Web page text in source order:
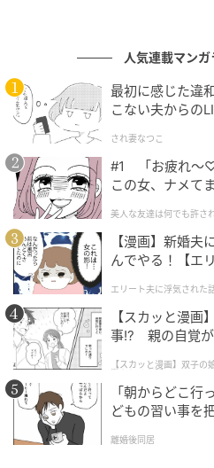
の、彼の招集は、フランス
自国開催での「歴史的なベス
架け橋となった。
2位：川島永嗣（2018年
参加した年齢：35歳3ヶ月12
長年日本の守護神を務めて
会においてチーム最年長クラ
た。2010年、2014年大会を
と国際経験は、直前の監督交
感をもたらすはずだった。
大会中、特にグループステー
される場面もあったが、西
った。川島はその期待に応え
人気連載マン
最初に感じた違
こない夫からの
され妻なつこ
#1 「お疲れ〜♡
この女、ナメて
美人な友達は何でも許さ
【漫画】新婚夫
んでやる！【エ
エリート夫に浮気された
【スカッと漫画
事!? 親の自覚が
【スカッと漫画】双子
懲らしめた話
「朝からどこ行
どもの習い事を
離婚後同居